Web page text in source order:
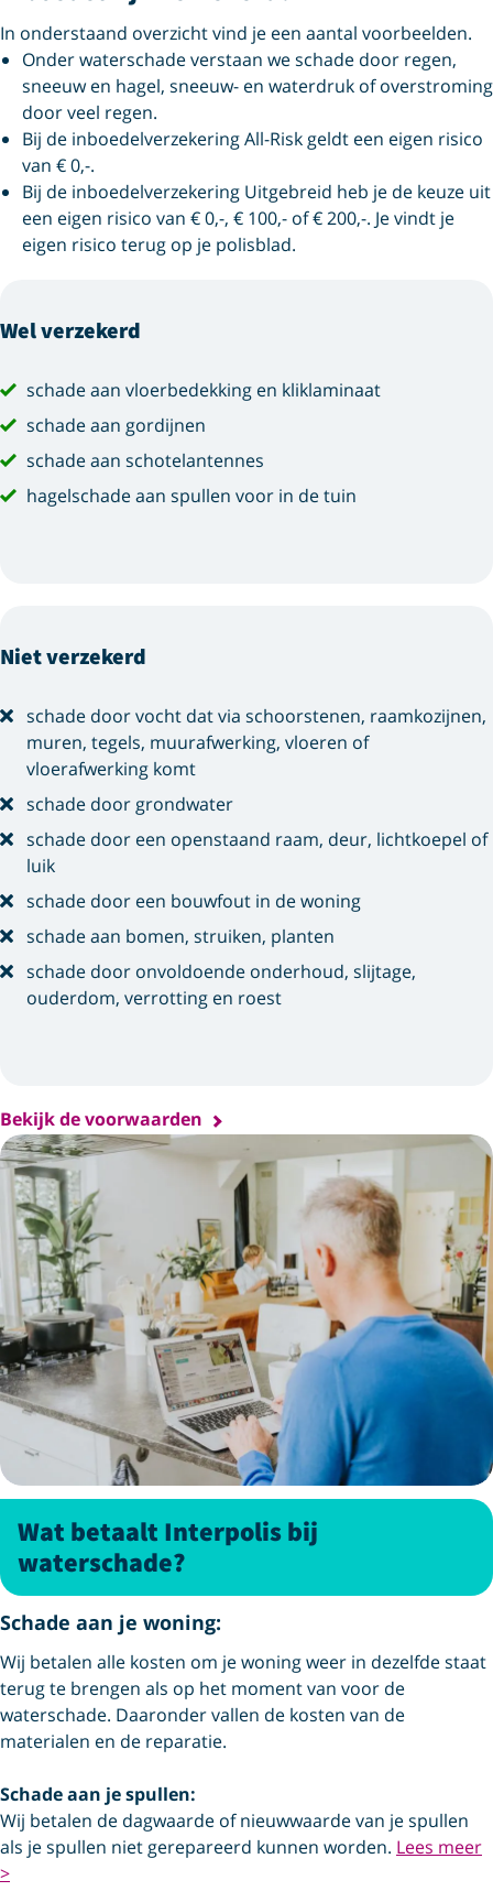
In onderstaand overzicht vind je een aantal voorbeelden.
Onder waterschade verstaan we schade door regen,
sneeuw en hagel, sneeuw- en waterdruk of overstroming
door veel regen.
Bij de inboedelverzekering All-Risk geldt een eigen risico
van € 0,-.
Bij de inboedelverzekering Uitgebreid heb je de keuze uit
een eigen risico van € 0,-, € 100,- of € 200,-. Je vindt je
eigen risico terug op je polisblad.
Wel verzekerd
schade aan vloerbedekking en kliklaminaat
schade aan gordijnen
schade aan schotelantennes
hagelschade aan spullen voor in de tuin
Niet verzekerd
schade door vocht dat via schoorstenen, raamkozijnen,
muren, tegels, muurafwerking, vloeren of
vloerafwerking komt
schade door grondwater
schade door een openstaand raam, deur, lichtkoepel of
luik
schade door een bouwfout in de woning
schade aan bomen, struiken, planten
schade door onvoldoende onderhoud, slijtage,
ouderdom, verrotting en roest
Bekijk de voorwaarden
Wat betaalt Interpolis bij
waterschade?
Schade aan je woning:
Wij betalen alle kosten om je woning weer in dezelfde staat
terug te brengen als op het moment van voor de
waterschade. Daaronder vallen de kosten van de
materialen en de reparatie.
Schade aan je spullen:
Wij betalen de dagwaarde of nieuwwaarde van je spullen
als je spullen niet gerepareerd kunnen worden. Lees meer
>